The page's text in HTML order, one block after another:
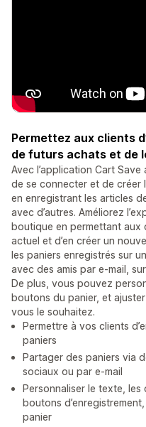
Permettez aux clients
de futurs achats et de
Avec l’application Cart
de se connecter et de créer
en enregistrant les articles
avec d’autres. Améliorez
boutique en permettant aux
actuel et d’en créer un
les paniers enregistrés sur
avec des amis par e-mail,
De plus, vous pouvez
boutons du panier, et
vous le souhaitez.
Permettre à vos clients
paniers
Partager des paniers via
sociaux ou par e-mail
Personnaliser le texte, les
boutons
panier